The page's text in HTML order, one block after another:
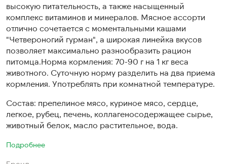
высокую питательность, а также насыщенный
комплекс витаминов и минералов. Мясное ассорти
отлично сочетается с моментальными кашами
"Четвероногий гурман", а широкая линейка вкусов
позволяет максимально разнообразить рацион
питомца.Норма кормления: 70-90 г на 1 кг веса
животного. Суточную норму разделить на два приема
кормления. Употреблять при комнатной температуре.
Состав: препелиное мясо, куриное мясо, сердце,
легкое, рубец, печень, коллагеносодержащее сырье,
животный белок, масло растительное, вода.
Подробнее